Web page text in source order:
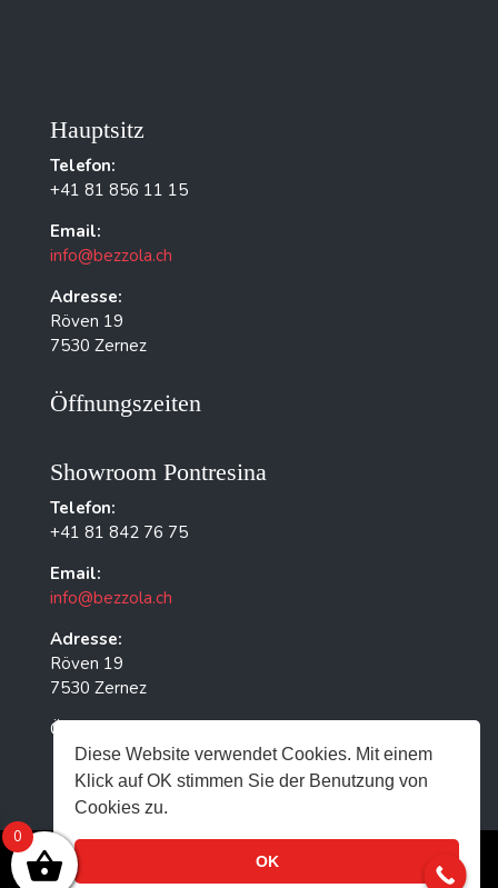
Diese Website verwendet Cookies. Mit einem
Klick auf OK stimmen Sie der Benutzung von
Cookies zu.
OK
Hauptsitz
Telefon:
+41 81 856 11 15
Email:
info@bezzola.ch
Adresse:
Röven 19
7530 Zernez
Öffnungszeiten
Showroom Pontresina
Telefon:
+41 81 842 76 75
Email:
info@bezzola.ch
Adresse:
Röven 19
7530 Zernez
Öffnungszeiten: Nur auf Vereinbarung
Designed by
0